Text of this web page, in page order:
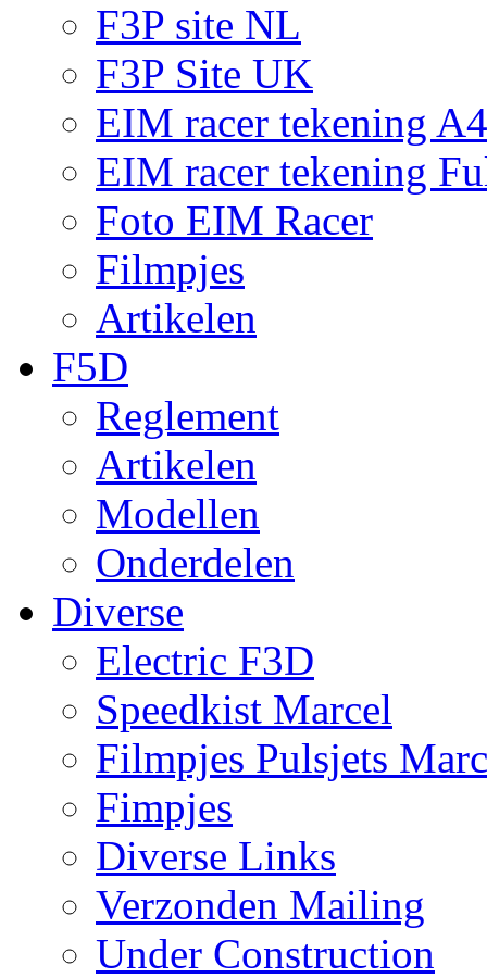
F3P site NL
F3P Site UK
EIM racer tekening A4
EIM racer tekening
Foto EIM Racer
Filmpjes
Artikelen
F5D
Reglement
Artikelen
Modellen
Onderdelen
Diverse
Electric F3D
Speedkist Marcel
Filmpjes Pulsjets
Fimpjes
Diverse Links
Verzonden Mailing
Under Construction